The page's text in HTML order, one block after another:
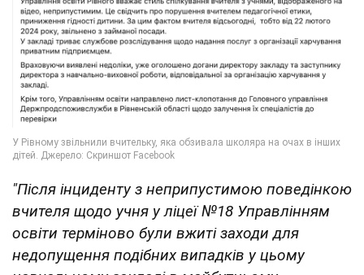
"Після інциденту з неприпустимою поведінкою
вчителя щодо учня у ліцеї №18 Управлінням
освіти терміново були вжиті заходи для
недопущення подібних випадків у цьому